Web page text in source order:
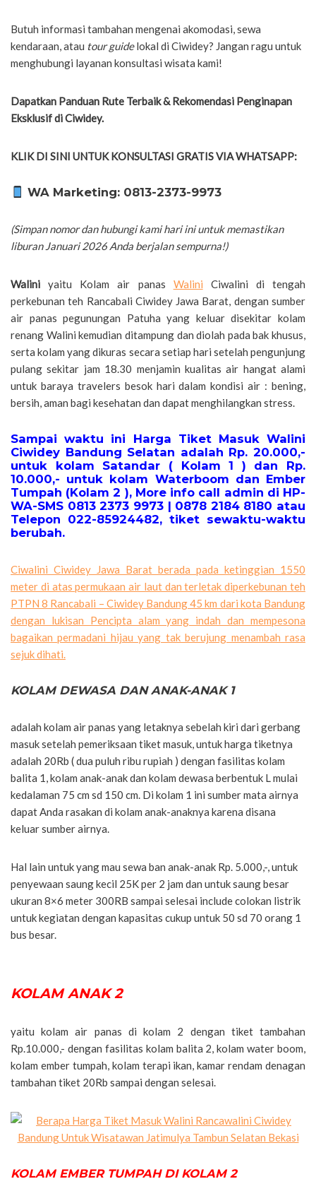
Butuh informasi tambahan mengenai akomodasi, sewa
kendaraan, atau tour guidelokal di Ciwidey? Jangan ragu untuk
menghubungi layanan konsultasi wisata kami!
Dapatkan Panduan Rute Terbaik & Rekomendasi Penginapan
Eksklusif di Ciwidey.
KLIK DI SINI UNTUK KONSULTASI GRATIS VIA WHATSAPP:
WA Marketing: 0813-2373-9973
(Simpan nomor dan hubungi kami hari ini untuk memastikan
liburan Januari 2026 Anda berjalan sempurna!)
Walini yaitu Kolam air panas Walini Ciwalini di tengah
perkebunan teh Rancabali Ciwidey Jawa Barat, dengan sumber
air panas pegunungan Patuha yang keluar disekitar kolam
renang Walini kemudian ditampung dan diolah pada bak khusus,
serta kolam yang dikuras secara setiap hari setelah pengunjung
pulang sekitar jam 18.30 menjamin kualitas air hangat alami
untuk baraya travelers besok hari dalam kondisi air : bening,
bersih, aman bagi kesehatan dan dapat menghilangkan stress.
Sampai waktu ini Harga Tiket Masuk Walini
Ciwidey Bandung Selatan adalah Rp. 20.000,-
untuk kolam Satandar ( Kolam 1 ) dan Rp.
10.000,- untuk kolam Waterboom dan Ember
Tumpah (Kolam 2 ), More info call admin di HP-
WA-SMS 0813 2373 9973 | 0878 2184 8180 atau
Telepon 022-85924482, tiket sewaktu-waktu
berubah.
Ciwalini Ciwidey Jawa Barat berada pada ketinggian 1550
meter di atas permukaan air laut dan terletak diperkebunan teh
PTPN 8 Rancabali – Ciwidey Bandung 45 km dari kota Bandung
dengan lukisan Pencipta alam yang indah dan mempesona
bagaikan permadani hijau yang tak berujung menambah rasa
sejuk dihati.
KOLAM DEWASA DAN ANAK-ANAK 1
adalah kolam air panas yang letaknya sebelah kiri dari gerbang
masuk setelah pemeriksaan tiket masuk, untuk harga tiketnya
adalah 20Rb ( dua puluh ribu rupiah ) dengan fasilitas kolam
balita 1, kolam anak-anak dan kolam dewasa berbentuk L mulai
kedalaman 75 cm sd 150 cm. Di kolam 1 ini sumber mata airnya
dapat Anda rasakan di kolam anak-anaknya karena disana
keluar sumber airnya.
Hal lain untuk yang mau sewa ban anak-anak Rp. 5.000,-, untuk
penyewaan saung kecil 25K per 2 jam dan untuk saung besar
ukuran 8×6 meter 300RB sampai selesai include colokan listrik
untuk kegiatan dengan kapasitas cukup untuk 50 sd 70 orang 1
bus besar.
KOLAM ANAK 2
yaitu kolam air panas di kolam 2 dengan tiket tambahan
Rp.10.000,- dengan fasilitas kolam balita 2, kolam water boom,
kolam ember tumpah, kolam terapi ikan, kamar rendam denagan
tambahan tiket 20Rb sampai dengan selesai.
KOLAM EMBER TUMPAH DI KOLAM 2